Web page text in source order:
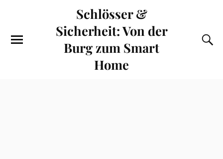
Schlösser &
Sicherheit: Von der
Burg zum Smart
Home